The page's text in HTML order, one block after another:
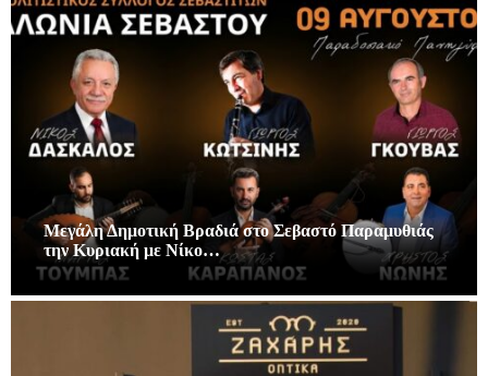
Μεγάλη Δημοτική Βραδιά στο Σεβαστό Παραμυθιάς
την Κυριακή με Νίκο…